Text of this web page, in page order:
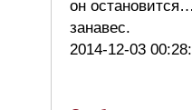
он
занавес.
2014-12-03